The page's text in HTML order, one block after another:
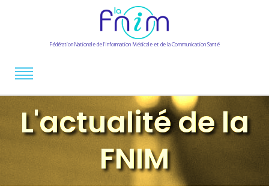
Fédération Nationale de l'Information Médicale et de la Communication Santé
L'actualité de la
FNIM